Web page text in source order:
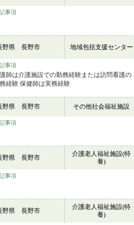
事項
野県 長野市 地域包括支援センター
事項
師は介護施設での勤務経験または訪問看護の
経験 保健師は実務経験
野県 長野市 その他社会福祉施設
事項
野県 長野市
介護老人福祉施設(特
養)
事項
野県 長野市
介護老人福祉施設(特
養)